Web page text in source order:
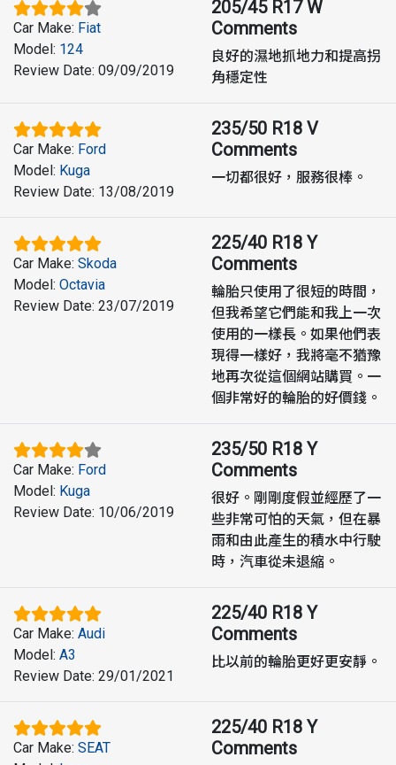
Car Make: Fiat
Model: 124
Review Date: 09/09/2019
205/45 R17 W
Comments
良好的濕地抓地力和提高拐
角穩定性
Car Make: Ford
Model: Kuga
Review Date: 13/08/2019
235/50 R18 V
Comments
一切都很好，服務很棒。
Car Make: Skoda
Model: Octavia
Review Date: 23/07/2019
225/40 R18 Y
Comments
輪胎只使用了很短的時間，
但我希望它們能和我上一次
使用的一樣長。如果他們表
現得一樣好，我將毫不猶豫
地再次從這個網站購買。一
個非常好的輪胎的好價錢。
Car Make: Ford
Model: Kuga
Review Date: 10/06/2019
235/50 R18 Y
Comments
很好。剛剛度假並經歷了一
些非常可怕的天氣，但在暴
雨和由此產生的積水中行駛
時，汽車從未退縮。
Car Make: Audi
Model: A3
Review Date: 29/01/2021
225/40 R18 Y
Comments
比以前的輪胎更好更安靜。
Car Make: SEAT
225/40 R18 Y
Comments